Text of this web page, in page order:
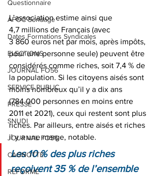
Questionnaire
AFOC Sondage
Dates Formations Syndicales
ELECTIONS
JOURNAL FO56
SERVICE PUBLIC
PRESSE
SNUDI
JOURNAL FO56
CAGNOTTE
REFORME
L’association estime ainsi que
4,7 millions de Français (avec
3 860 euros net par mois, après impôts,
pour une personne seule) peuvent être
considérés comme riches, soit 7,4 % de
la population. Si les citoyens aisés sont
moins nombreux qu’il y a dix ans
(784 000 personnes en moins entre
2011 et 2021), ceux qui restent sont plus
riches. Par ailleurs, entre aisés et riches
il y a une marge, notable.
Les 10 % des plus riches
reçoivent 35 % de l’ensemble